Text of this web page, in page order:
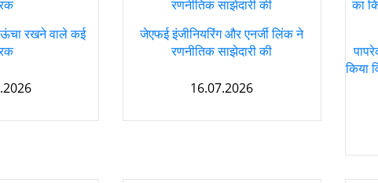
रखने वाले कई
जेएफई इंजीनियरिंग और एनर्जी लिंक ने
रणनीतिक साझेदारी की
16.07.2026
किया